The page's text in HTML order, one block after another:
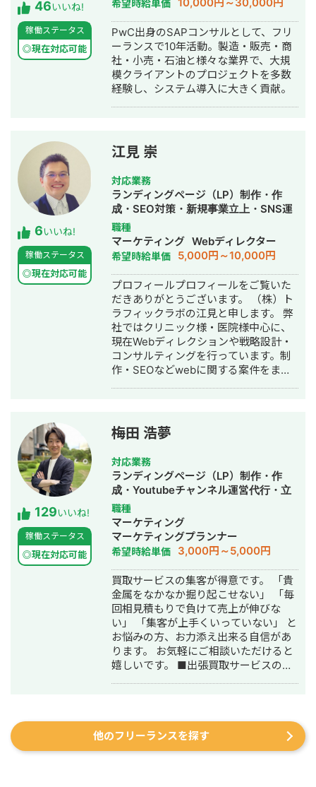
フォーム★
https://forms.gle/f7DVaUkwYAMdyMxf7
46いいね!
稼働ステータス
◎現在対応可能
希望時給単価
PwC出身のSAPコンサルとして、フリ
ーランスで10年活動。製造・販売・商
社・小売・石油と様々な業界で、大規
模クライアントのプロジェクトを多数
経験し、システム導入に大きく貢献。
6いいね!
稼働ステータス
◎現在対応可能
江見 崇
対応業務
ランディングページ（LP）制作・作
成・SEO対策・新規事業立上・SNS運
用代行・記事作成代行・ライティン
グ・翻訳・ホームページ制作・作成・
バナー制作・デザイン・ロゴデザイ
ン・作成・イラスト制作・リスティン
グ広告運用代行
職種
マーケティング Webディレクター
希望時給単価 5,000円～10,000円
プロフィールプロフィールをご覧いた
だきありがとうございます。 （株）ト
ラフィックラボの江見と申します。 弊
社ではクリニック様・医院様中心に、
現在Webディレクションや戦略設計・
コンサルティングを行っています。制
作・SEOなどwebに関する案件をまる
また、常にレスを早めに対応を心がけ
ておりまして24時間365日対応が可能
です。 実際、弊社は地域名＋施術で上
位表示が得意得意で、かなりの施術名
をハックしています。 また、医療広告
ガイドライン、薬機法にも対応した知
見もあり安全性にも対応しておりま
す。 ■実績■ ・某美容系ビックワード
で圏外→10位以内（半年） ・美容施術
系ビッグワード 2位 ・新規患者数PV
が3ヶ月で２倍 ・半年で新規患者数が
1.5倍！
129いいね!
稼働ステータス
◎現在対応可能
梅田 浩夢
対応業務
ランディングページ（LP）制作・作
成・Youtubeチャンネル運営代行・立
ち上げ・SEO対策・SNS運用代行・記
事作成代行・ライティング・ホームペ
ージ制作・作成・リスティング広告運
用代行・オウンドメディア制作・構
築・運用代行
職種
マーケティング
マーケティングプランナー
希望時給単価 3,000円～5,000円
買取サービスの集客が得意です。 「貴
金属をなかなか掘り起こせない」 「毎
回相見積もりで負けて売上が伸びな
い」 「集客が上手くいっていない」 と
お悩みの方、お力添え出来る自信があ
ります。 お気軽にご相談いただけると
嬉しいです。 ■出張買取サービスの集
ケ支援会社（当時社員7名）にインター
ンとして参画し、案件獲得に向けた自
社集客（SEO・Web広告運用・LP制
他のフリーランスを探す